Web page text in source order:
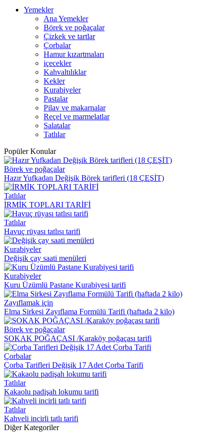
Yemekler
Ana Yemekler
Börek ve poğaçalar
Çizkek ve tartlar
Çorbalar
Hamur kızartmaları
içecekler
Kahvaltılıklar
Kekler
Kurabiyeler
Pastalar
Pilav ve makarnalar
Reçel ve marmelatlar
Salatalar
Tatlılar
Popüler Konular
Börek ve poğaçalar
Hazır Yufkadan Değişik Börek tarifleri (18 ÇEŞİT)
Tatlılar
İRMİK TOPLARI TARİFİ
Tatlılar
Havuç rüyası tatlısı tarifi
Kurabiyeler
Değişik çay saati menüleri
Kurabiyeler
Kuru Üzümlü Pastane Kurabiyesi tarifi
Zayıflamak için
Elma Sirkesi Zayıflama Formülü Tarifi (haftada 2 kilo)
Börek ve poğaçalar
SOKAK POĞAÇASI /Karaköy poğaçası tarifi
Çorbalar
Çorba Tarifleri Değişik 17 Adet Çorba Tarifi
Tatlılar
Kakaolu padişah lokumu tarifi
Tatlılar
Kahveli incirli tatlı tarifi
Diğer Kategoriler